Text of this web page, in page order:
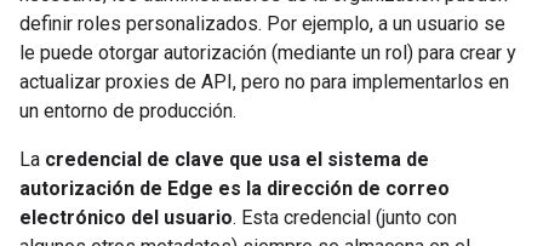
definir roles personalizados. Por ejemplo, a un usuario se
le puede otorgar autorización (mediante un rol) para crear y
actualizar proxies de API, pero no para implementarlos en
un entorno de producción.
La credencial de clave que usa el sistema de
autorización de Edge es la dirección de correo
electrónico del usuario. Esta credencial (junto con